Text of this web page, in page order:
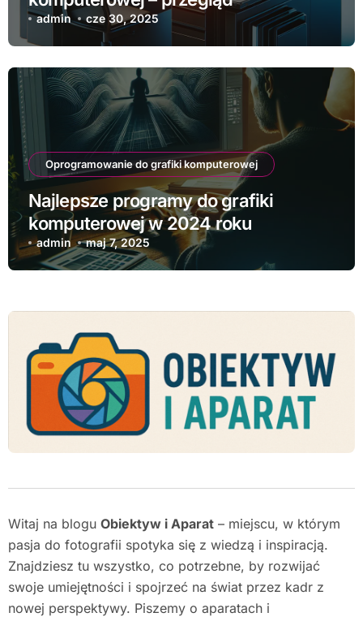
najnowszych rozwiązań
admin cze 30, 2025
Oprogramowanie do grafiki komputerowej
Najlepsze programy do grafiki
komputerowej w 2024 roku
admin maj 7, 2025
Witaj na blogu Obiektyw i Aparat– miejscu, w którym
pasja do fotografii spotyka się z wiedzą i inspiracją.
Znajdziesz tu wszystko, co potrzebne, by rozwijać
swoje umiejętności i spojrzeć na świat przez kadr z
nowej perspektywy. Piszemy o aparatach i